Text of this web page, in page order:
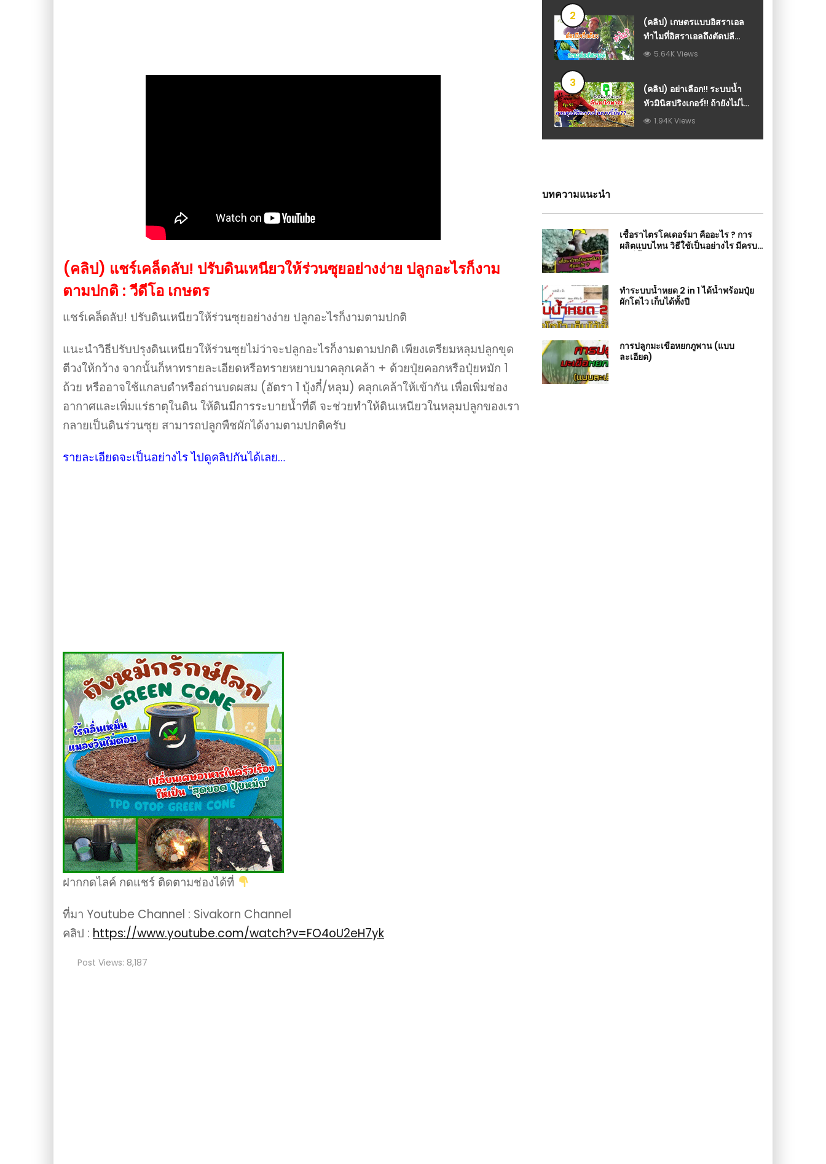
(คลิป) แชร์เคล็ดลับ! ปรับดินเหนียวให้ร่วนซุยอย่างง่าย ปลูกอะไรก็งาม
ตามปกติ : วีดีโอ เกษตร
แชร์เคล็ดลับ! ปรับดินเหนียวให้ร่วนซุยอย่างง่าย ปลูกอะไรก็งามตามปกติ
แนะนำวิธีปรับปรุงดินเหนียวให้ร่วนซุยไม่ว่าจะปลูกอะไรก็งามตามปกติ เพียงเตรียมหลุมปลูกขุด
ตีวงให้กว้าง จากนั้นก็หาทรายละเอียดหรือทรายหยาบมาคลุกเคล้า + ด้วยปุ๋ยคอกหรือปุ๋ยหมัก 1
ถ้วย หรืออาจใช้แกลบดำหรือถ่านบดผสม (อัตรา 1 บุ้งกี๋/หลุม) คลุกเคล้าให้เข้ากัน เพื่อเพิ่มช่อง
อากาศและเพิ่มแร่ธาตุในดิน ให้ดินมีการระบายน้ำที่ดี จะช่วยทำให้ดินเหนียวในหลุมปลูกของเรา
กลายเป็นดินร่วนซุย สามารถปลูกพืชผักได้งามตามปกติครับ
รายละเอียดจะเป็นอย่างไร ไปดูคลิปกันได้เลย…
ฝากกดไลค์ กดแชร์ ติดตามช่องได้ที่
ที่มา Youtube Channel : Sivakorn Channel
คลิป : https://www.youtube.com/watch?v=FO4oU2eH7yk
Post Views: 8,187
2
(คลิป) เกษตรแบบอิสราเอล
ทำไมที่อิสราเอลถึงตัดปลี
กล้วยครึ่งปลี กล้วยหอมคา
5.64K Views
3
(คลิป) อย่าเลือก!! ระบบน้ำ
หัวมินิสปริงเกอร์!! ถ้ายังไม่ได้
ดูคลิปนี้! เรามีทางแก้!! : วีดีโอ
1.94K Views
บทความแนะนำ
เชื้อราไตรโคเดอร์มา คืออะไร ? การ
ผลิตแบบไหน วิธีใช้เป็นอย่างไร มีครบ
ทำระบบน้ำหยด 2 in 1 ได้น้ำพร้อมปุ๋ย
ผักโตไว เก็บได้ทั้งปี
การปลูกมะเขือหยกภูพาน (แบบ
ละเอียด)